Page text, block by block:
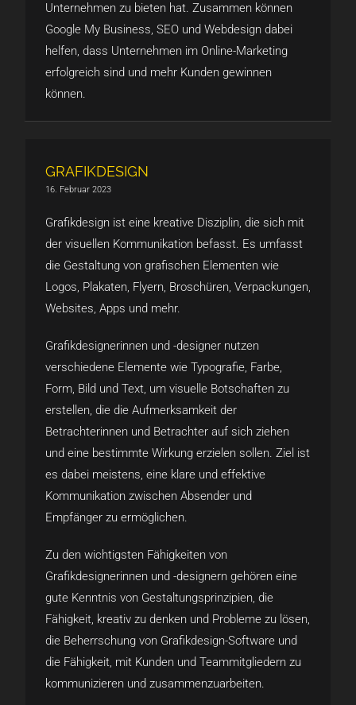
Unternehmen zu bieten hat. Zusammen können
Google My Business, SEO und Webdesign dabei
helfen, dass Unternehmen im Online-Marketing
erfolgreich sind und mehr Kunden gewinnen
können.
GRAFIKDESIGN
16. Februar 2023
Grafikdesign ist eine kreative Disziplin, die sich mit
der visuellen Kommunikation befasst. Es umfasst
die Gestaltung von grafischen Elementen wie
Logos, Plakaten, Flyern, Broschüren, Verpackungen,
Websites, Apps und mehr.
Grafikdesignerinnen und -designer nutzen
verschiedene Elemente wie Typografie, Farbe,
Form, Bild und Text, um visuelle Botschaften zu
erstellen, die die Aufmerksamkeit der
Betrachterinnen und Betrachter auf sich ziehen
und eine bestimmte Wirkung erzielen sollen. Ziel ist
es dabei meistens, eine klare und effektive
Kommunikation zwischen Absender und
Empfänger zu ermöglichen.
Zu den wichtigsten Fähigkeiten von
Grafikdesignerinnen und -designern gehören eine
gute Kenntnis von Gestaltungsprinzipien, die
Fähigkeit, kreativ zu denken und Probleme zu lösen,
die Beherrschung von Grafikdesign-Software und
die Fähigkeit, mit Kunden und Teammitgliedern zu
kommunizieren und zusammenzuarbeiten.